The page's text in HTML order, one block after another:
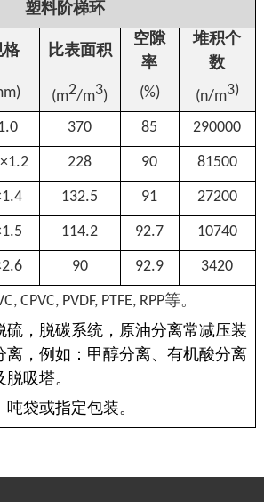
塑料阶梯环
格 比表面积
空隙
率
堆积个
数
(m2/m3) (%) (n/m3)
370 85 290000
228 90 81500
132.5 91 27200
114.2 92.7 10740
90 92.9 3420
CPVC, PVDF, PTFE, RPP等。
硫，脱碳系统，原油分离常减压装
离，例如：甲醇分离、有机酸分离
吸塔。
吨袋或指定包装。